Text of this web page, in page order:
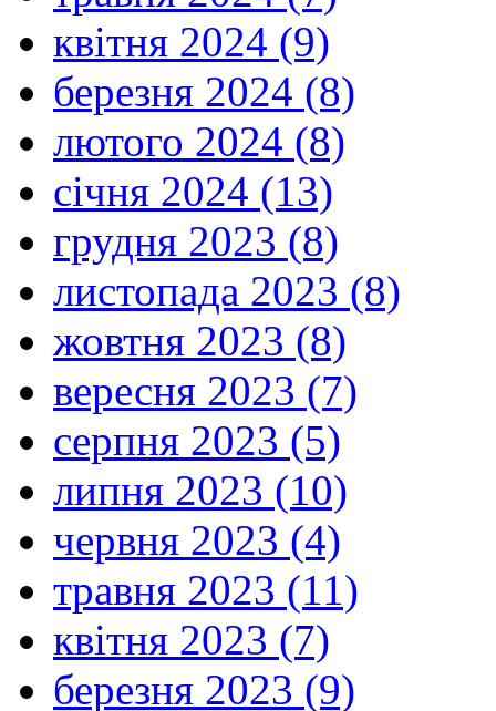
квітня 2024 (9)
березня 2024 (8)
лютого 2024 (8)
січня 2024 (13)
грудня 2023 (8)
листопада 2023 (8)
жовтня 2023 (8)
вересня 2023 (7)
серпня 2023 (5)
липня 2023 (10)
червня 2023 (4)
травня 2023 (11)
квітня 2023 (7)
березня 2023 (9)